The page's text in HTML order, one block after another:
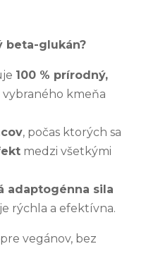
beta-glukán?
100 % prírodný,
vybraného kmeňa
, počas ktorých sa
medzi všetkými
adaptogénna sila
rýchla a efektívna.
vegánov, bez